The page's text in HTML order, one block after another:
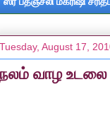
Tuesday, August 17,
நலம் வாழ உடலை